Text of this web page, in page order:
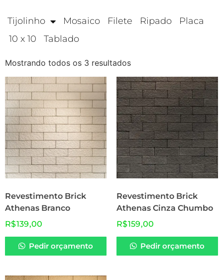
Tijolinho Mosaico Filete Ripado
Placa
10 x 10
Tablado
Mostrando todos os 3 resultados
Revestimento Brick
Athenas Branco
R$139,00
Pedir orçamento
Revestimento Brick
Athenas Cinza Chumbo
R$159,00
Pedir orçamento